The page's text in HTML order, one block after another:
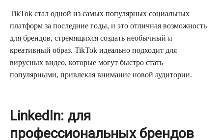
TikTok стал одной из самых популярных социальных
платформ за последние годы, и это отличная возможность
для брендов, стремящихся создать необычный и
креативный образ. TikTok идеально подходит для
вирусных видео, которые могут быстро стать
популярными, привлекая внимание новой аудитории.
LinkedIn: для
профессиональных брендов